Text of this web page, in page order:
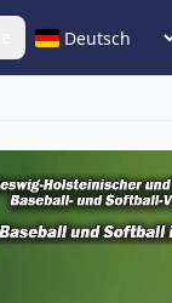
Sprache wählen